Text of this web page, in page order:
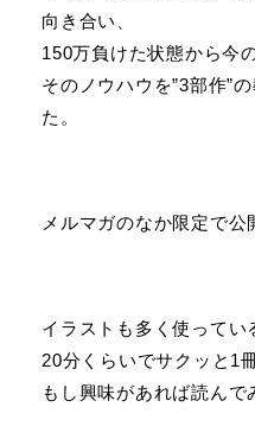
向き合い、
150万負けた状態から今
そのノウハウを”3部作”
た。
メルマガのなか限定で公
イラストも多く使ってい
20分くらいでサクッと1
もし興味があれば読んで